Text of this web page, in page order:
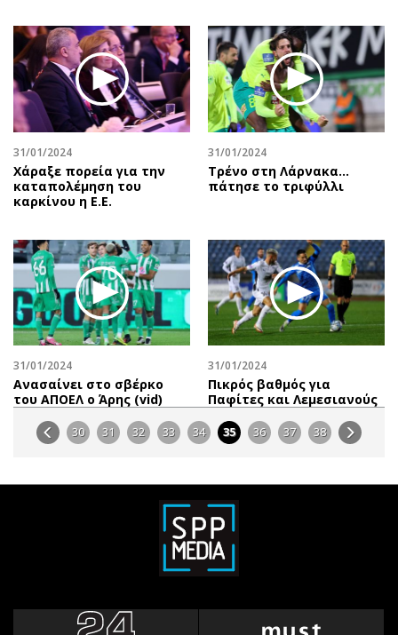
31/01/2024
Χάραξε πορεία για την
καταπολέμηση του
καρκίνου η Ε.Ε.
31/01/2024
Τρένο στη Λάρνακα…
πάτησε το τριφύλλι
31/01/2024
Aνασαίνει στο σβέρκο
του ΑΠΟΕΛ o Άρης (vid)
31/01/2024
Πικρός βαθμός για
Παφίτες και Λεμεσιανούς
30 31 32 33 34 35 36 37 38